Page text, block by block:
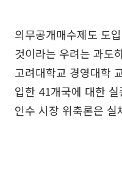
의무공개매수제도 도
것이라는 우려는 과도
고려대학교 경영대학
입한 41개국에 대한
인수 시장 위축론은